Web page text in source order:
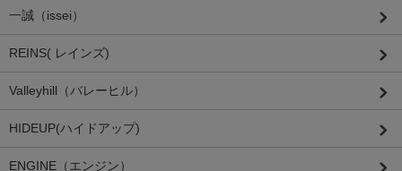
一誠（issei）
REINS( レインズ)
Valleyhill（バレーヒル）
HIDEUP(ハイドアップ)
ENGINE（エンジン）